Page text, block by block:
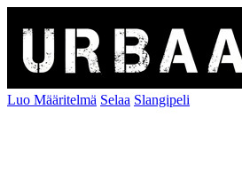
Luo Määritelmä Selaa Slangipeli